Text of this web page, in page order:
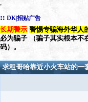
:: DK|招贴广告
长期警示 警惕专骗海外华人
必为骗子 （骗子其实根本不
码）。
求租哥哈靠近小火车站的一